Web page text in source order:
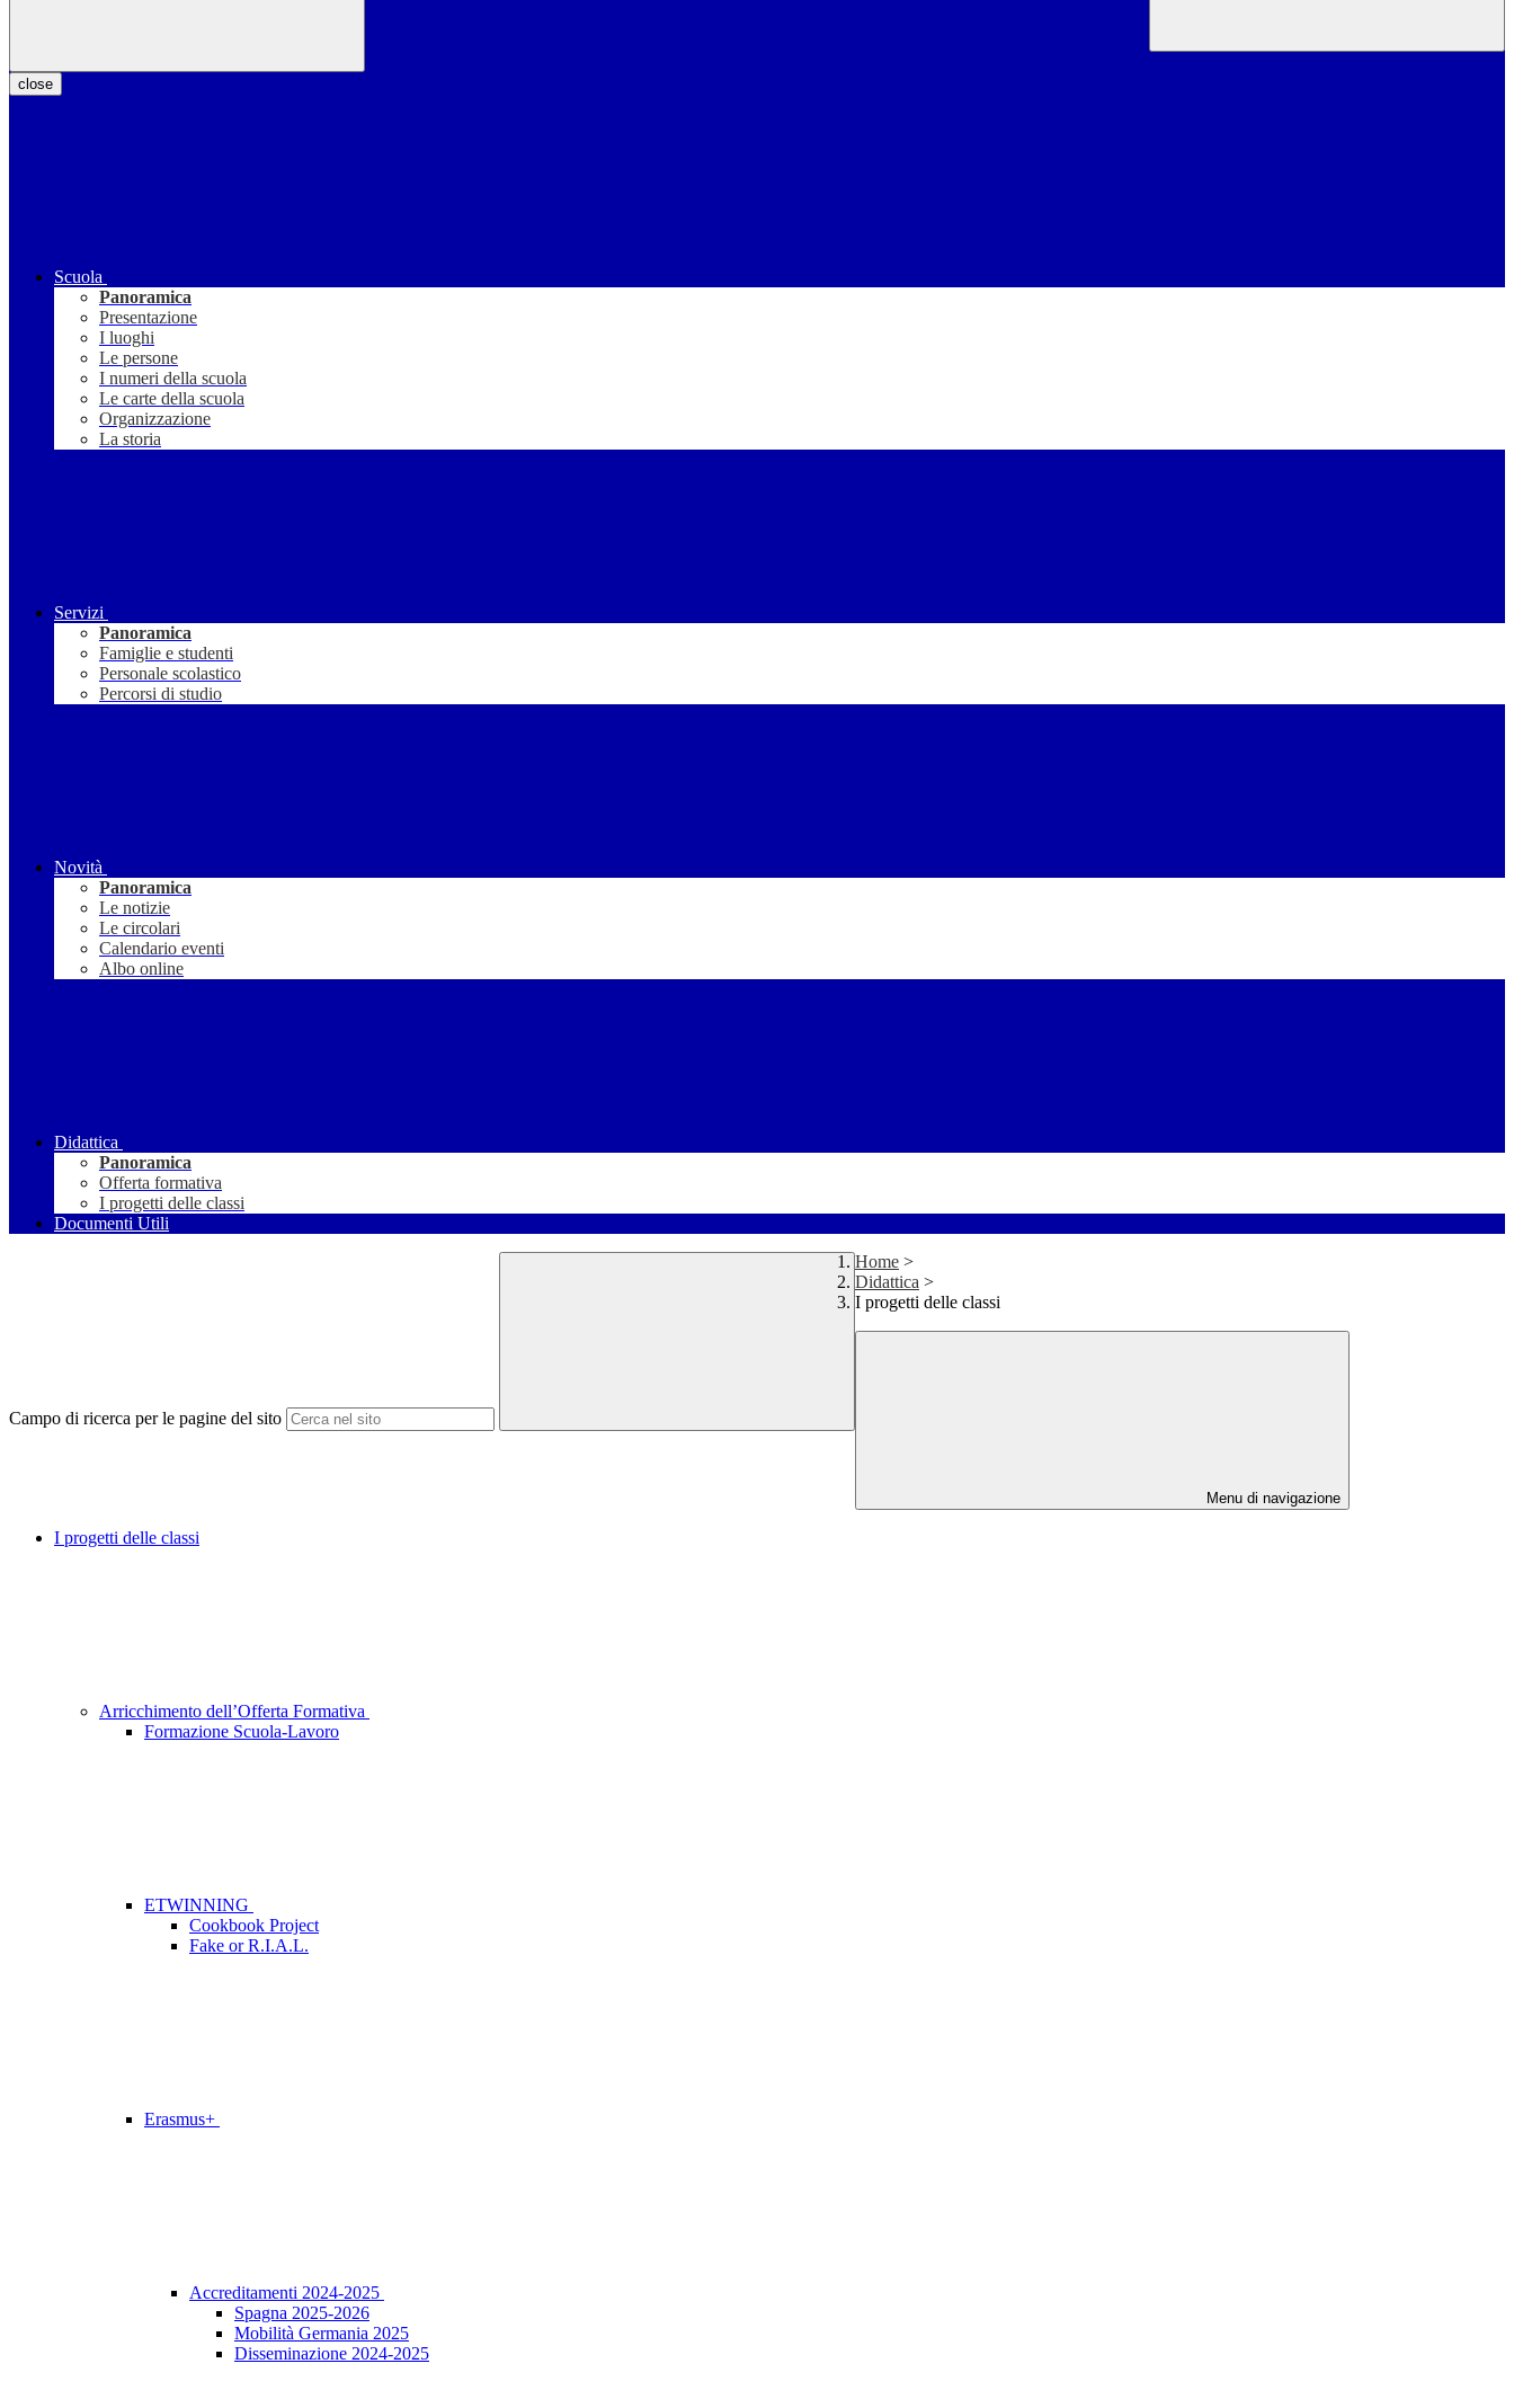
close
Scuola
Panoramica
Presentazione
I luoghi
Le persone
I numeri della scuola
Le carte della scuola
Organizzazione
La storia
Servizi
Panoramica
Famiglie e studenti
Personale scolastico
Percorsi di studio
Novità
Panoramica
Le notizie
Le circolari
Calendario eventi
Albo online
Didattica
Panoramica
Offerta formativa
I progetti delle classi
Documenti Utili
Campo di ricerca per le pagine del sito
Home >
Didattica >
I progetti delle classi
Menu di navigazione
I progetti delle classi
Arricchimento dell’Offerta Formativa
Formazione Scuola-Lavoro
ETWINNING
Cookbook Project
Fake or R.I.A.L.
Erasmus+
Accreditamenti 2024-2025
Spagna 2025-2026
Mobilità Germania 2025
Disseminazione 2024-2025